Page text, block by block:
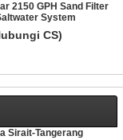
Krystal Clear
Pump For Above Ground
Rp (Hubungi CS)
Rudy Kris-BSD Tangerang